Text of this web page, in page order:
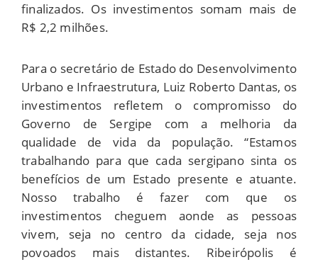
finalizados. Os investimentos somam mais de
R$ 2,2 milhões.
Para o secretário de Estado do Desenvolvimento
Urbano e Infraestrutura, Luiz Roberto Dantas, os
investimentos refletem o compromisso do
Governo de Sergipe com a melhoria da
qualidade de vida da população. “Estamos
trabalhando para que cada sergipano sinta os
benefícios de um Estado presente e atuante.
Nosso trabalho é fazer com que os
investimentos cheguem aonde as pessoas
vivem, seja no centro da cidade, seja nos
povoados mais distantes. Ribeirópolis é